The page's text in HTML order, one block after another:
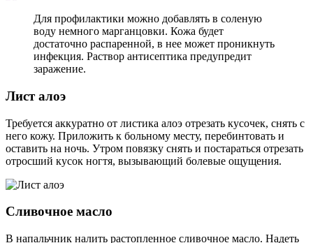
Для профилактики можно добавлять в соленую
воду немного марганцовки. Кожа будет
достаточно распаренной, в нее может проникнуть
инфекция. Раствор антисептика предупредит
заражение.
Лист алоэ
Требуется аккуратно от листика алоэ отрезать кусочек, снять с
него кожу. Приложить к больному месту, перебинтовать и
оставить на ночь. Утром повязку снять и постараться отрезать
отросший кусок ногтя, вызывающий болевые ощущения.
Сливочное масло
В напальчник налить растопленное сливочное масло. Надеть